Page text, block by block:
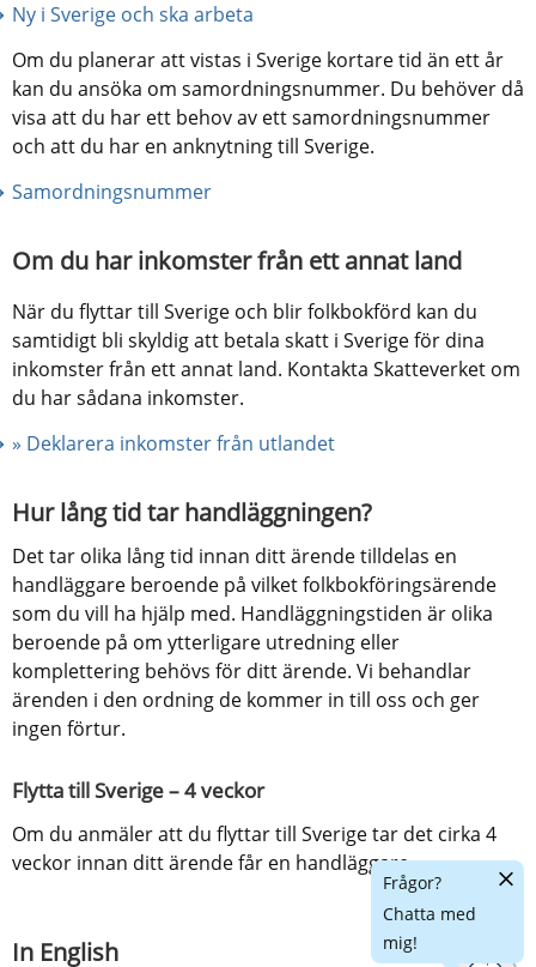
Ny i Sverige och ska arbeta
Om du planerar att vistas i Sverige kortare tid än ett år
kan du ansöka om samordningsnummer. Du behöver då
visa att du har ett behov av ett samordningsnummer
och att du har en anknytning till Sverige.
Samordningsnummer
Om du har inkomster från ett annat land
När du flyttar till Sverige och blir folkbokförd kan du
samtidigt bli skyldig att betala skatt i Sverige för dina
inkomster från ett annat land. Kontakta Skatteverket om
du har sådana inkomster.
» Deklarera inkomster från utlandet
Hur lång tid tar handläggningen?
Det tar olika lång tid innan ditt ärende tilldelas en
handläggare beroende på vilket folkbokföringsärende
som du vill ha hjälp med. Handläggningstiden är olika
beroende på om ytterligare utredning eller
komplettering behövs för ditt ärende. Vi behandlar
ärenden i den ordning de kommer in till oss och ger
ingen förtur.
Flytta till Sverige – 4 veckor
Om du anmäler att du flyttar till Sverige tar det cirka 4
veckor innan ditt ärende får en handläggare.
In English
Frågor?
Chatta med
mig!
Dölj